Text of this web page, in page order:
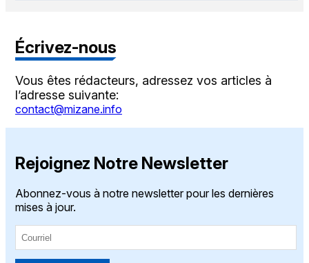
Écrivez-nous
Vous êtes rédacteurs, adressez vos articles à
l’adresse suivante:
contact@mizane.info
Rejoignez Notre Newsletter
Abonnez-vous à notre newsletter pour les dernières
mises à jour.